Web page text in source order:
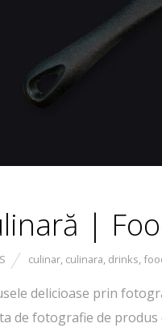
|
culinar, culinara, drinks,
delicioase prin
de fotografie de